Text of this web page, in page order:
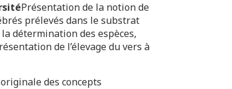
Présentation de la notion de
prélevés dans le substrat
détermination des espèces,
de l’élevage du vers à
des concepts